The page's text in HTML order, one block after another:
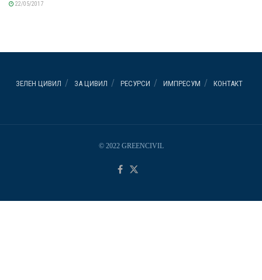
22/05/2017
ЗЕЛЕН ЦИВИЛ ЗА ЦИВИЛ РЕСУРСИ ИМПРЕСУМ КОНТАКТ
© 2022 GREENCIVIL